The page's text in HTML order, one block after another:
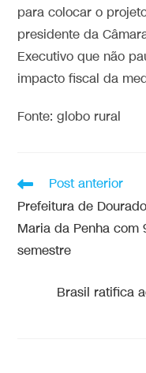
para colocar o
presidente da
Executivo que não
impacto fiscal da
Fonte: globo rural
Post anterior
Prefeitura de
Maria da Penha com
semestre
Brasil ratifica